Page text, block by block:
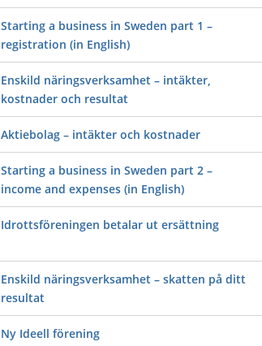
Starting a business in Sweden part 1 –
registration (in English)
Enskild näringsverksamhet – intäkter,
kostnader och resultat
Aktiebolag – intäkter och kostnader
Starting a business in Sweden part 2 –
income and expenses (in English)
Idrottsföreningen betalar ut ersättning
Enskild näringsverksamhet – skatten på ditt
resultat
Ny Ideell förening